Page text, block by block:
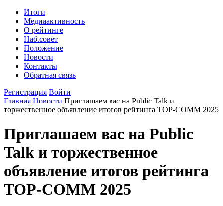
Итоги
Медиаактивность
О рейтинге
Наб.совет
Положение
Новости
Контакты
Обратная связь
Регистрация Войти
Главная Новости Приглашаем вас на Public Talk и
торжественное объявление итогов рейтинга TOP-COMM 2025
Приглашаем вас на Public
Talk и торжественное
объявление итогов рейтинга
TOP-COMM 2025